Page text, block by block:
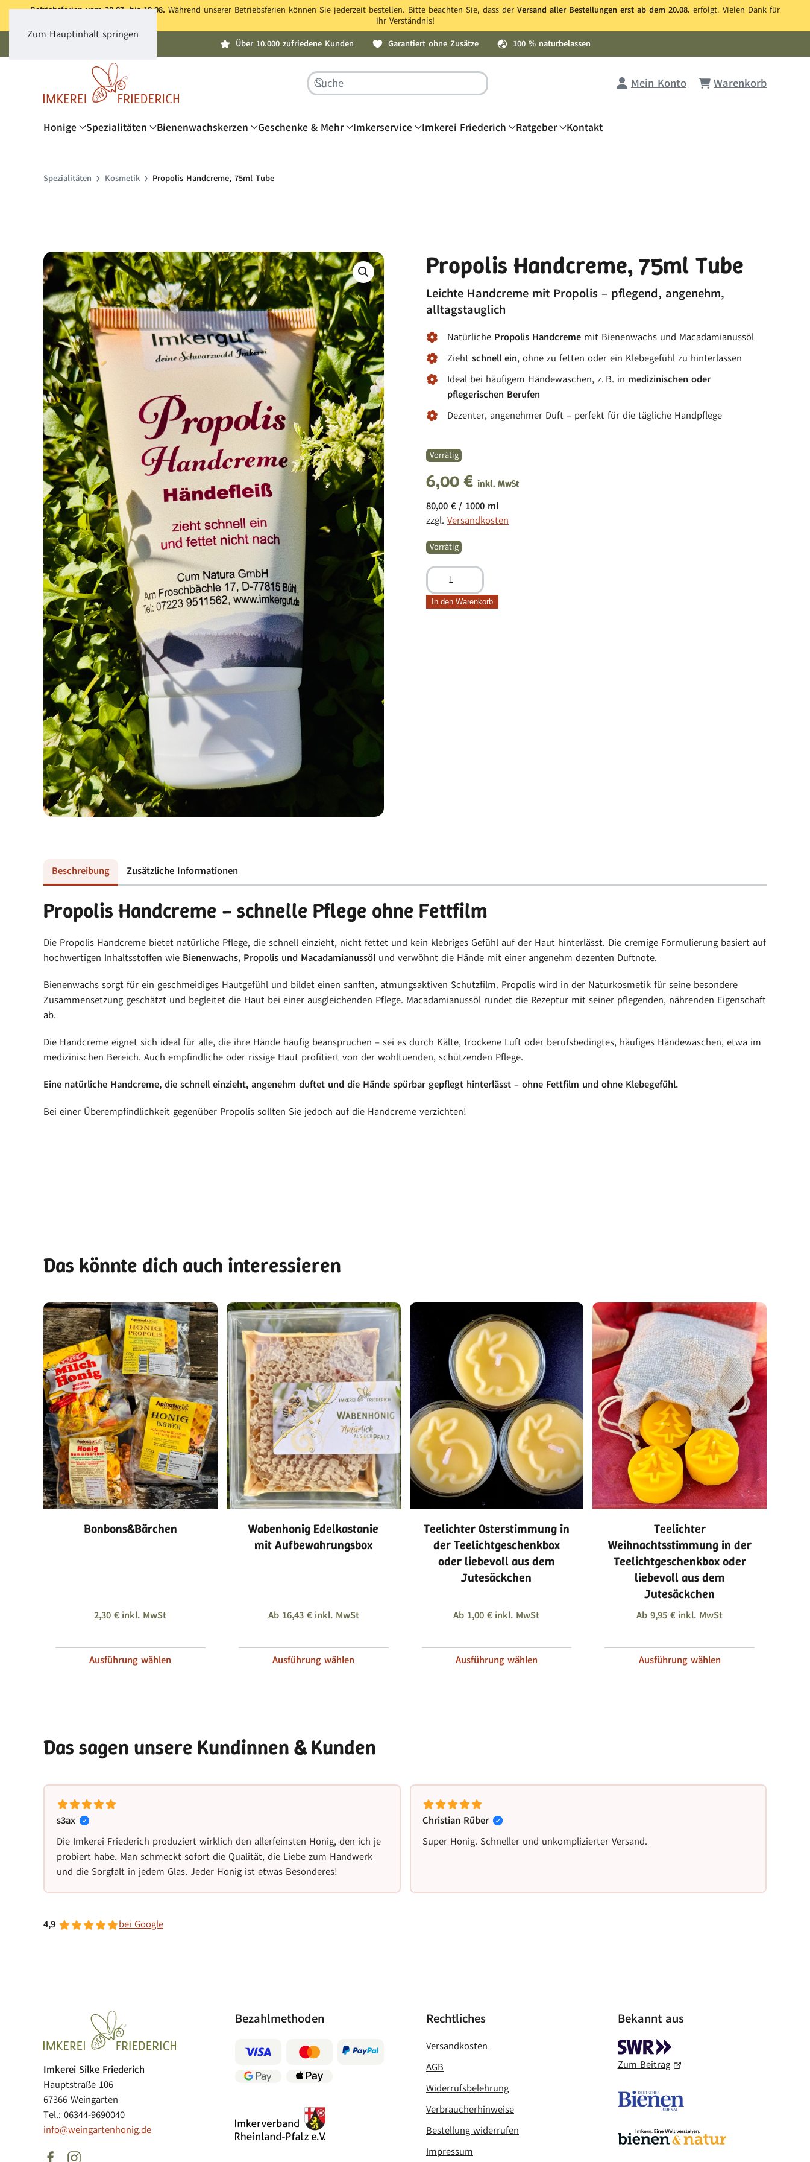
Betriebsferien vom 28.07. bis 19.08. Während unserer Betriebsferien können Sie jederzeit bestellen. Bitte beachten Sie, dass der Versand aller Bestellungen erst ab dem 20.08. erfolgt. Vielen Dank für
Ihr Verständnis!
Zum Hauptinhalt springen
Über 10.000 zufriedene Kunden Garantiert ohne Zusätze 100 % naturbelassen
Mein Konto Warenkorb
Honige Spezialitäten Bienenwachskerzen Geschenke & Mehr Imkerservice Imkerei Friederich Ratgeber Kontakt
Spezialitäten Kosmetik Propolis Handcreme, 75ml Tube
Propolis Handcreme, 75ml Tube
Leichte Handcreme mit Propolis – pflegend, angenehm,
alltagstauglich
Natürliche Propolis Handcreme mit Bienenwachs und Macadamianussöl
Zieht schnell ein, ohne zu fetten oder ein Klebegefühl zu hinterlassen
Ideal bei häufigem Händewaschen, z. B. in medizinischen oder
pflegerischen Berufen
Dezenter, angenehmer Duft – perfekt für die tägliche Handpflege
Vorrätig
6,00€ inkl. MwSt
80,00 € / 1000 ml
zzgl. Versandkosten
Vorrätig
Propolis
Handcreme,
75ml
In den Warenkorb
Beschreibung Zusätzliche Informationen
Propolis Handcreme – schnelle Pflege ohne Fettfilm
Die Propolis Handcreme bietet natürliche Pflege, die schnell einzieht, nicht fettet und kein klebriges Gefühl auf der Haut hinterlässt. Die cremige Formulierung basiert auf
hochwertigen Inhaltsstoffen wie Bienenwachs, Propolis und Macadamianussöl und verwöhnt die Hände mit einer angenehm dezenten Duftnote.
Bienenwachs sorgt für ein geschmeidiges Hautgefühl und bildet einen sanften, atmungsaktiven Schutzfilm. Propolis wird in der Naturkosmetik für seine besondere
Zusammensetzung geschätzt und begleitet die Haut bei einer ausgleichenden Pflege. Macadamianussöl rundet die Rezeptur mit seiner pflegenden, nährenden Eigenschaft
ab.
Die Handcreme eignet sich ideal für alle, die ihre Hände häufig beanspruchen – sei es durch Kälte, trockene Luft oder berufsbedingtes, häufiges Händewaschen, etwa im
medizinischen Bereich. Auch empfindliche oder rissige Haut profitiert von der wohltuenden, schützenden Pflege.
Eine natürliche Handcreme, die schnell einzieht, angenehm duftet und die Hände spürbar gepflegt hinterlässt – ohne Fettfilm und ohne Klebegefühl.
Bei einer Überempfindlichkeit gegenüber Propolis sollten Sie jedoch auf die Handcreme verzichten!
Das könnte dich auch interessieren
Bonbons&Bärchen
2,30€ inkl. MwSt
Ausführung wählen
Wabenhonig Edelkastanie
mit Aufbewahrungsbox
Ab 16,43 €inkl. MwSt
Ausführung wählen
Teelichter Osterstimmung in
der Teelichtgeschenkbox
oder liebevoll aus dem
Jutesäckchen
Ab 1,00€ inkl. MwSt
Ausführung wählen
Teelichter
Weihnachtsstimmung in der
Teelichtgeschenkbox oder
liebevoll aus dem
Jutesäckchen
Ab9,95€ inkl. MwSt
Ausführung wählen
Das sagen unsere Kundinnen & Kunden
s3ax
Die Imkerei Friederich produziert wirklich den allerfeinsten Honig, den ich je
probiert habe. Man schmeckt sofort die Qualität, die Liebe zum Handwerk
und die Sorgfalt in jedem Glas. Jeder Honig ist etwas Besonderes!
Christian Rüber
Super Honig. Schneller und unkomplizierter Versand.
4,9 bei Google
Imkerei Silke Friederich
Hauptstraße 106
67366 Weingarten
Tel.: 06344-9690040
info@weingartenhonig.de
Bezahlmethoden Rechtliches
Versandkosten
AGB
Widerrufsbelehrung
Verbraucherhinweise
Bestellung widerrufen
Impressum
Bekannt aus
Zum Beitrag